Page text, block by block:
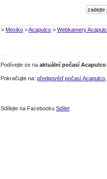
> Mexiko >Acapulco > Webkamery
Podívejte se na aktuální počasí Acapulco
Pokračujte na: předpověď počasí Acapulco
Sdílejte na Facebooku Sdílet